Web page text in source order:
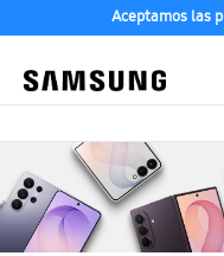
Aceptamos las